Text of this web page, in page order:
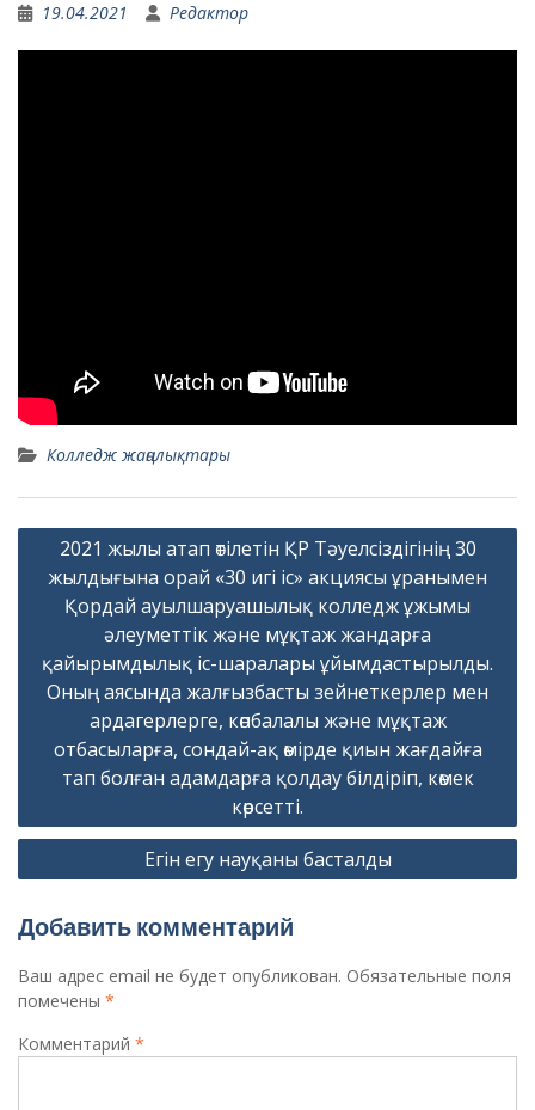
19.04.2021 Редактор
Колледж жаңалықтары
Навигация
записям
2021 жылы атап өтілетін ҚР Тәуелсіздігінің 30
жылдығына орай «30 игі іс» акциясы ұранымен
Қордай ауылшаруашылық колледж ұжымы
әлеуметтік және мұқтаж жандарға
қайырымдылық іс-шаралары ұйымдастырылды.
Оның аясында жалғызбасты зейнеткерлер мен
ардагерлерге, көпбалалы және мұқтаж
отбасыларға, сондай-ақ өмірде қиын жағдайға
тап болған адамдарға қолдау білдіріп, көмек
көрсетті.
Егін егу науқаны басталды
Добавить комментарий
Ваш адрес email не будет опубликован. Обязательные поля
помечены *
Комментарий *